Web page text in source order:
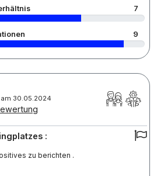
7
9
30.05.2024
:
zu berichten .